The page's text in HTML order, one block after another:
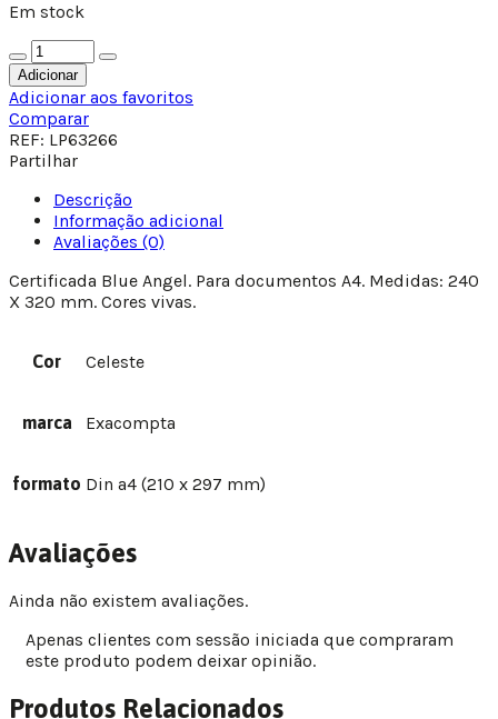
Em stock
Adicionar
Adicionar aos favoritos
Comparar
REF: LP63266
Partilhar
Descrição
Informação adicional
Avaliações (0)
Certificada Blue Angel. Para documentos A4. Medidas: 240
X 320 mm. Cores vivas.
Cor Celeste
marca Exacompta
formato Din a4 (210 x 297 mm)
Avaliações
Ainda não existem avaliações.
Apenas clientes com sessão iniciada que compraram
este produto podem deixar opinião.
Produtos Relacionados